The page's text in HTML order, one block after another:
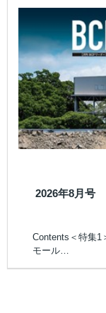
2026年8月号
Contents＜特集1
モール…